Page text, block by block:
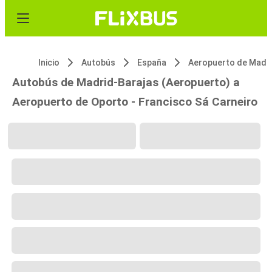
Inicio Autobús España
Autobús de Madrid-Barajas (Aeropuerto) a
Aeropuerto de Oporto - Francisco Sá Carneiro